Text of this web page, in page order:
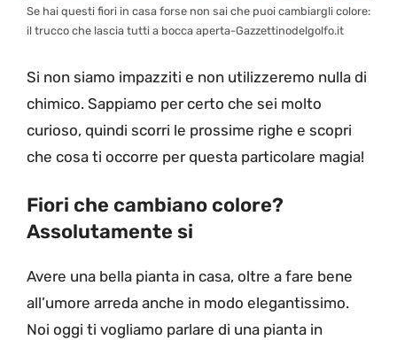
Se hai questi fiori in casa forse non sai che puoi cambiargli colore:
il trucco che lascia tutti a bocca aperta-Gazzettinodelgolfo.it
Si non siamo impazziti e non utilizzeremo nulla di
chimico. Sappiamo per certo che sei molto
curioso, quindi scorri le prossime righe e scopri
che cosa ti occorre per questa particolare magia!
Fiori che cambiano colore?
Assolutamente si
Avere una bella pianta in casa, oltre a fare bene
all’umore arreda anche in modo elegantissimo.
Noi oggi ti vogliamo parlare di una pianta in